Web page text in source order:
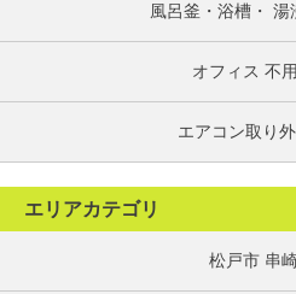
風呂釜・浴槽・
オフィス 不
エアコン取り
エリアカテゴリ
松戸市 串